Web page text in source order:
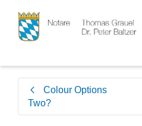
Colour Options
Two?